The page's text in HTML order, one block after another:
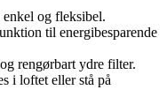
og fleksibel.
til energibesparende
rengørbart ydre filter.
i loftet eller stå på